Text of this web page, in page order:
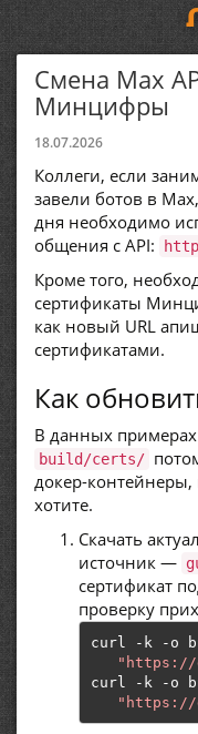
Смена Max
Минцифры
18.07.2026
Коллеги, если
завели ботов в
дня необходимо
общения с API:
Кроме того,
сертификаты
как новый URL
сертификатами.
Как
В данных
build/certs/
докер-контейнеры,
хотите.
Скачать
источник —
сертификат
проверку
curl - k - o
"https://
curl
- k - o
"https://